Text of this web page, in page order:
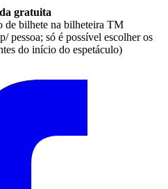
gratuita
de bilhete na bilheteira TM
pessoa; só é possível escolher os
do início do espetáculo)